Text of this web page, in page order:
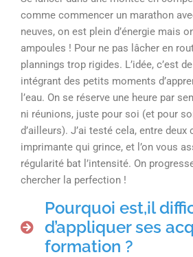
comme commencer un marathon
neuves, on est plein d’énergie mais
ampoules ! Pour ne pas lâcher en
plannings trop rigides. L’idée, c’est
intégrant des petits moments
l’eau. On se réserve une heure par
ni réunions, juste pour soi (et pour
d’ailleurs). J’ai testé cela, entre
imprimante qui grince, et l’on vous
régularité bat l’intensité. On
chercher la perfection !
Pourquoi est,il
d’appliquer ses
formation ?